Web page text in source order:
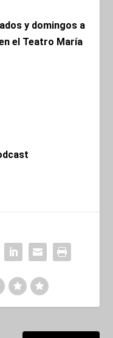
y domingos a
el Teatro María